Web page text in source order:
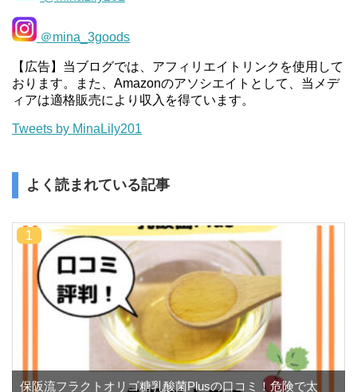
＠mina_3goods
【広告】当ブログでは、アフィリエイトリンクを使用して
おります。また、Amazonのアソシエイトとして、当メデ
ィアは適格販売により収入を得ています。
Tweets by MinaLily201
よく読まれている記事
保阪流フラクトオリゴ糖乳酸菌Plusの口コミ！危険で太